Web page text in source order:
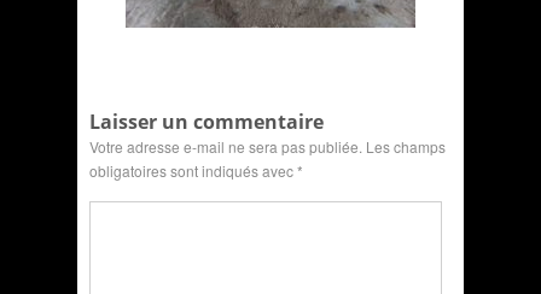
Laisser un commentaire
Votre adresse e-mail ne sera pas publiée. Les champs
obligatoires sont indiqués avec*